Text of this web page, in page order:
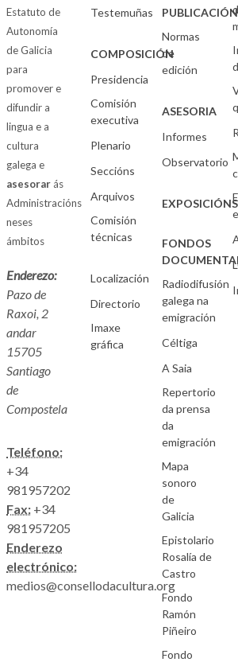
Estatuto de
Autonomía
de Galicia
para
promover e
difundir a
lingua e a
cultura
galega e
asesorarás
Administracións
neses
ámbitos
Enderezo:
Pazo de
Raxoi, 2
andar
15705
Santiago
de
Compostela
Teléfono:
+34
981957202
Fax: +34
981957205
Enderezo
electrónico:
medios@consellodacultura.org
Testemuñas
COMPOSICIÓN
Presidencia
Comisión
executiva
Plenario
Seccións
Arquivos
Comisión
técnicas
Localización
Directorio
Imaxe
gráfica
Normas
de
edición
ASESORIA
Informes
Observatorio
EXPOSICIÓNS
FONDOS
Radiodifusión
galega na
emigración
Céltiga
A Saia
Repertorio
da prensa
da
emigración
Mapa
sonoro
de
Galicia
Epistolario
Rosalía de
Castro
Fondo
Ramón
Piñeiro
Fondo